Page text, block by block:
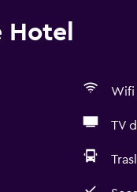
Wifi
TV